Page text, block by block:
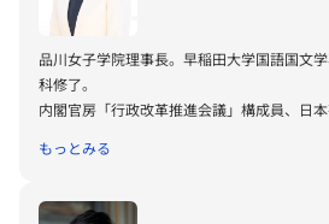
品川女子学院理事長。早稲田大学国語国文
科修了。
内閣官房「行政改革推進会議」構成員、日本
「28プロジェクト」を教育の柱に社会と子
近著『女の子が幸せになる子育て』(大和書
もっとみる